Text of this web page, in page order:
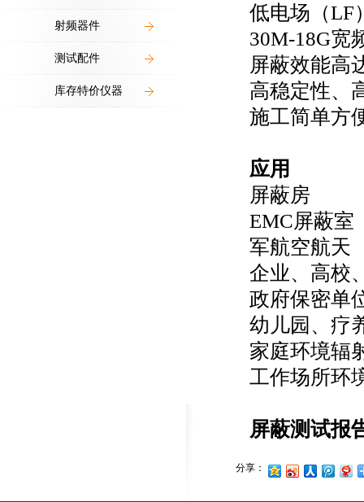
射频器件
测试配件
库存特价仪器
低电场（LF
30M-18G宽
屏蔽效能高
高稳定性、
施工简单方
应用
屏蔽房
EMC屏蔽室
军航空航天
企业、高校
政府保密单
幼儿园、疗
家庭环境辐
工作场所环
屏蔽测试报
分享：